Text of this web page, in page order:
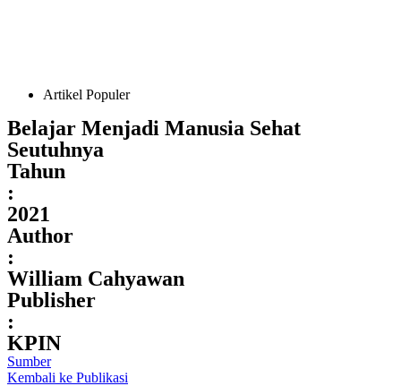
Artikel Populer
Belajar Menjadi Manusia Sehat
Seutuhnya
Tahun
:
2021
Author
:
William Cahyawan
Publisher
:
KPIN
Sumber
Kembali ke Publikasi